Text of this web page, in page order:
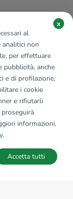
al
non
per effettuare
pubblicità, anche
e di profilazione,
i cookie
e rifiutarli
informazioni,
.
x
Accetta tutti